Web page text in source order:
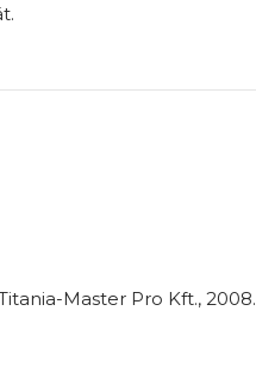
Titania-Master Pro Kft., 2008.